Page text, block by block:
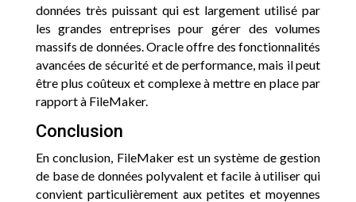
données très puissant qui est largement utilisé par
les grandes entreprises pour gérer des volumes
massifs de données. Oracle offre des fonctionnalités
avancées de sécurité et de performance, mais il peut
être plus coûteux et complexe à mettre en place par
rapport à FileMaker.
Conclusion
En conclusion, FileMaker est un système de gestion
de base de données polyvalent et facile à utiliser qui
convient particulièrement aux petites et moyennes